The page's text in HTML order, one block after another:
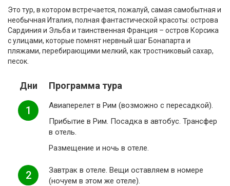
Это тур, в котором встречается, пожалуй, самая самобытная и
необычная Италия, полная фантастической красоты: острова
Сардиния и Эльба и таинственная Франция – остров Корсика
с улицами, которые помнят нервный шаг Бонапарта и
пляжами, перебирающими мелкий, как тростниковый сахар,
песок.
Дни Программа тура
1
Авиаперелет в Рим (возможно с пересадкой).
Прибытие в Рим. Посадка в автобус. Трансфер
в отель.
Размещение и ночь в отеле.
2
Завтрак в отеле. Вещи оставляем в номере
(ночуем в этом же отеле).